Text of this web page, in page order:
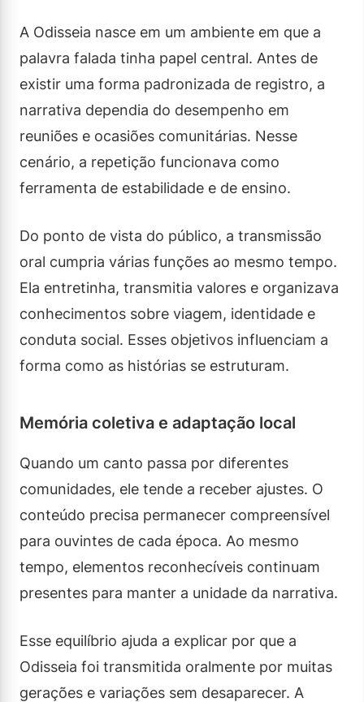
A Odisseia nasce em um ambiente em que a
palavra falada tinha papel central. Antes de
existir uma forma padronizada de registro, a
narrativa dependia do desempenho em
reuniões e ocasiões comunitárias. Nesse
cenário, a repetição funcionava como
ferramenta de estabilidade e de ensino.
Do ponto de vista do público, a transmissão
oral cumpria várias funções ao mesmo tempo.
Ela entretinha, transmitia valores e organizava
conhecimentos sobre viagem, identidade e
conduta social. Esses objetivos influenciam a
forma como as histórias se estruturam.
Memória coletiva e adaptação local
Quando um canto passa por diferentes
comunidades, ele tende a receber ajustes. O
conteúdo precisa permanecer compreensível
para ouvintes de cada época. Ao mesmo
tempo, elementos reconhecíveis continuam
presentes para manter a unidade da narrativa.
Esse equilíbrio ajuda a explicar por que a
Odisseia foi transmitida oralmente por muitas
gerações e variações sem desaparecer. A